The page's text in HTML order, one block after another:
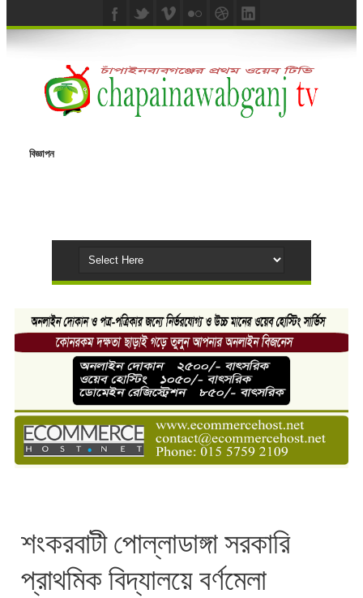
বিজ্ঞাপন
শংকরবাটী পোল্লাডাঙ্গা সরকারি
প্রাথমিক বিদ্যালয়ে বর্ণমেলা